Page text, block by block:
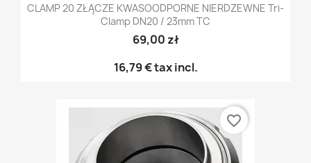
CLAMP 20 ZŁĄCZE KWASOODPORNE NIERDZEWNE Tri-
Clamp DN20 / 23mm TC
69,00 zł
16,79 €tax incl.
favorite_border